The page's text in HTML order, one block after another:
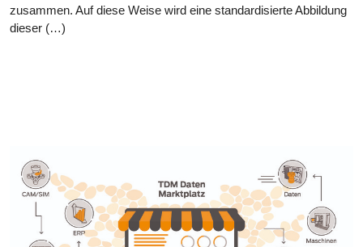
zusammen. Auf diese Weise wird eine standardisierte Abbildung
dieser (…)